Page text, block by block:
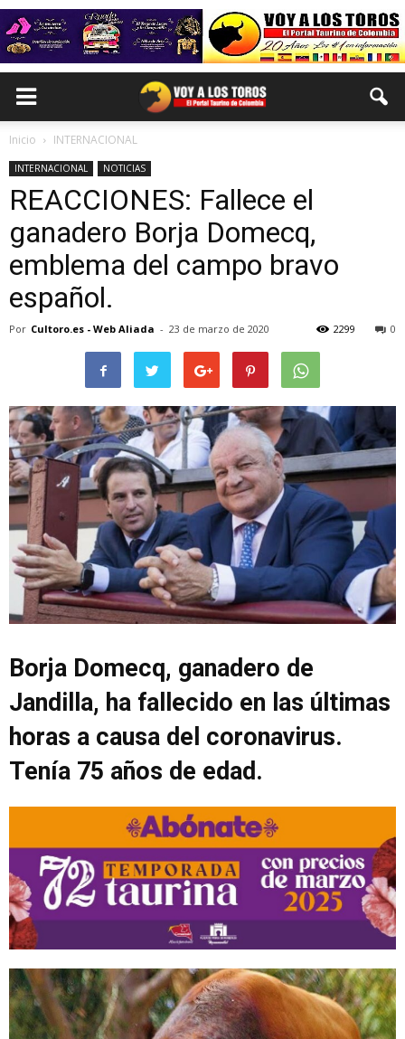
Inicio INTERNACIONAL
INTERNACIONAL NOTICIAS
REACCIONES: Fallece el
ganadero Borja Domecq,
emblema del campo bravo
español.
Por Cultoro.es - Web Aliada - 23 de marzo de 2020 0
2299
Borja Domecq, ganadero de
Jandilla, ha fallecido en las últimas
horas a causa del coronavirus.
Tenía 75 años de edad.